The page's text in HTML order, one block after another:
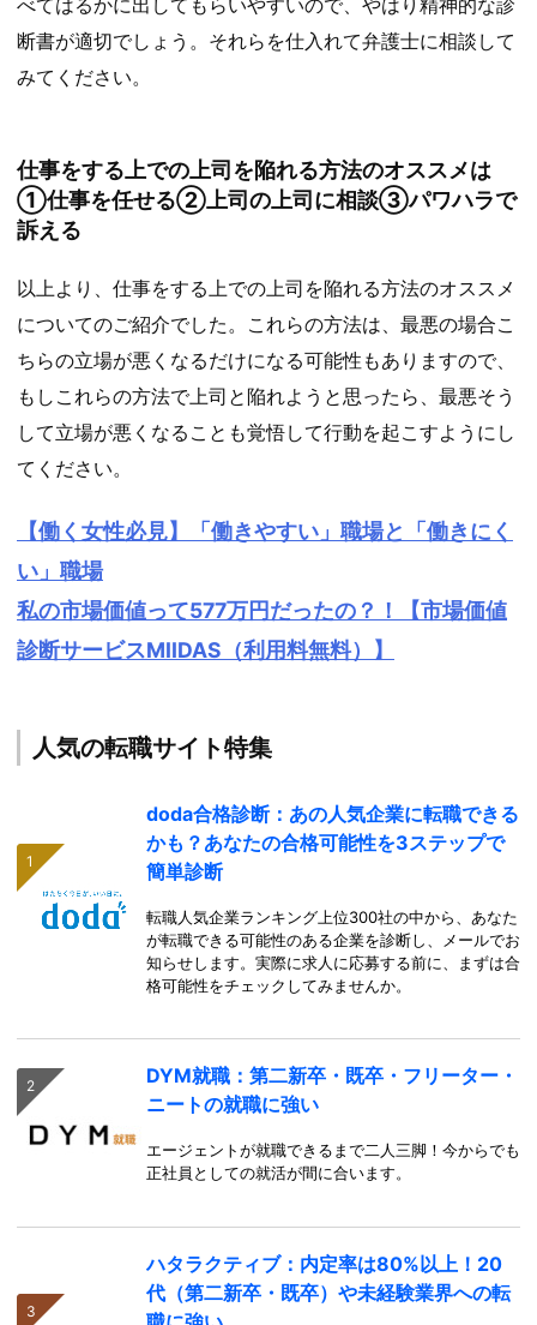
べてはるかに出してもらいやすいので、やはり精神的な診
断書が適切でしょう。それらを仕入れて弁護士に相談して
みてください。
仕事をする上での上司を陥れる方法のオススメは
①仕事を任せる②上司の上司に相談③パワハラで
訴える
以上より、仕事をする上での上司を陥れる方法のオススメ
についてのご紹介でした。これらの方法は、最悪の場合こ
ちらの立場が悪くなるだけになる可能性もありますので、
もしこれらの方法で上司と陥れようと思ったら、最悪そう
して立場が悪くなることも覚悟して行動を起こすようにし
てください。
【働く女性必見】「働きやすい」職場と「働きにく
い」職場
私の市場価値って577万円だったの？！【市場価値
診断サービスMIIDAS（利用料無料）】
人気の転職サイト特集
doda合格診断：あの人気企業に転職できる
かも？あなたの合格可能性を3ステップで
簡単診断
転職人気企業ランキング上位300社の中から、あなた
が転職できる可能性のある企業を診断し、メールでお
知らせします。実際に求人に応募する前に、まずは合
格可能性をチェックしてみませんか。
DYM就職：第二新卒・既卒・フリーター・
ニートの就職に強い
エージェントが就職できるまで二人三脚！今からでも
正社員としての就活が間に合います。
ハタラクティブ：内定率は80%以上！20
代（第二新卒・既卒）や未経験業界への転